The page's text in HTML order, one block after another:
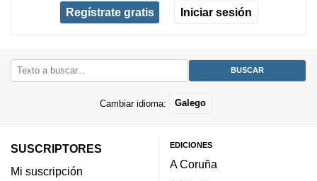
Regístrate gratis Iniciar sesión
Cambiar idioma: Galego
SUSCRIPTORES
Mi suscripción
EDICIONES
A Coruña